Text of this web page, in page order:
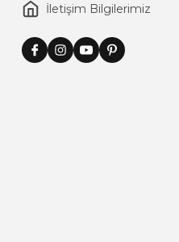
İletişim Bilgilerimiz